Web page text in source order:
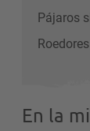
Pájaros
Roedores
En la